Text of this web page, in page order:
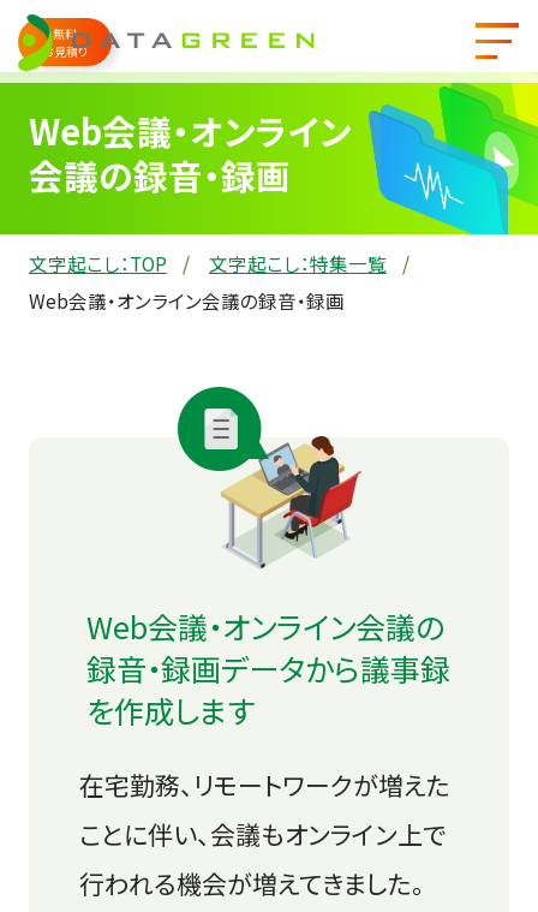
無料
お見積り
Web会議・オンライン
会議の録音・録画
文字起こし：TOP
文字起こし：特集一覧
Web会議・オンライン会議の録音・録画
Web会議・オンライン会議の
録音・録画データから議事録
を作成します
在宅勤務、リモートワークが増えた
ことに伴い、会議もオンライン上で
行われる機会が増えてきました。